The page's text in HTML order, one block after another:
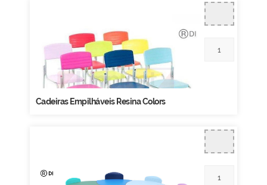
Cadeiras Empilháveis Resina Colors